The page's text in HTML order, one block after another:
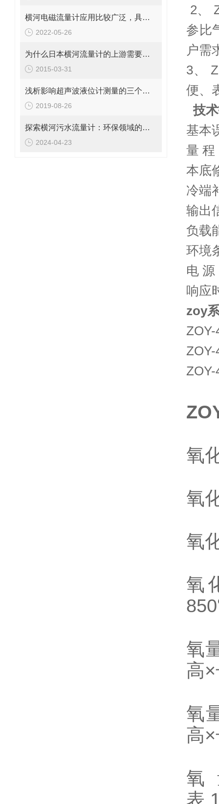
横河电磁流量计应用比较广泛，具体领域如下
2022-05-26
为什么日本横河流量计的上游需要一定长度的直管段？
2015-03-31
浅析影响超声波液位计测量的三个因素
2019-08-26
探索横河污水流量计：环保领域的智能设备
2024-04-23
2、
参比
户需
3、
便、
技
基本
量 程
本底
冷端
输出
负载
环境
电 源
响应
zoy
氧
氧
氧
氧
氧
高
氧
高
表